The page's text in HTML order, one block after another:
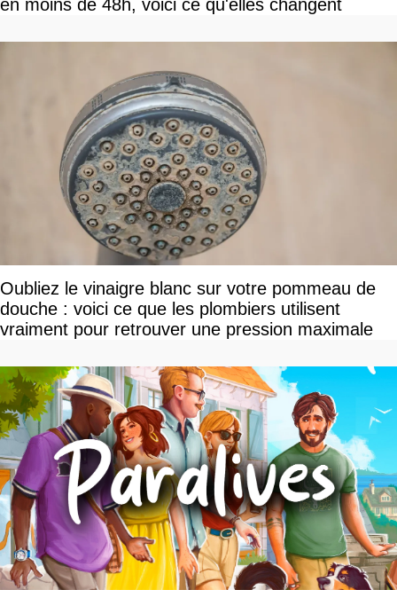
en moins de 48h, voici ce qu'elles changent
Oubliez le vinaigre blanc sur votre pommeau de
douche : voici ce que les plombiers utilisent
vraiment pour retrouver une pression maximale